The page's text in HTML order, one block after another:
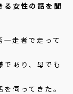
る女性の話を聞
走者で走って
あり、母でも
伺ってきた。